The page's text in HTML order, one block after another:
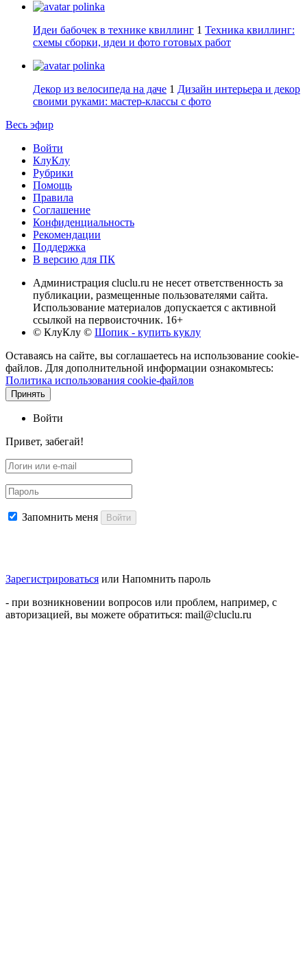
polinka
Идеи бабочек в технике квиллинг 1 Техника квиллинг:
схемы сборки, идеи и фото готовых работ
polinka
Декор из велосипеда на даче 1 Дизайн интерьера и декор
своими руками: мастер-классы с фото
Весь эфир
Войти
КлуКлу
Рубрики
Помощь
Правила
Соглашение
Конфиденциальность
Рекомендации
Поддержка
В версию для ПК
Администрация cluclu.ru не несет ответственность за
публикации, размещенные пользователями сайта.
Использование материалов допускается с активной
ссылкой на первоисточник. 16+
© КлуКлу © Шопик - купить куклу
Оставаясь на сайте, вы соглашаетесь на использование cookie-
файлов. Для дополнительной информации ознакомьтесь:
Политика использования cookie-файлов
Принять
Войти
Привет, забегай!
Запомнить меня Войти
Зарегистрироваться или Напомнить пароль
- при возникновении вопросов или проблем, например, с
авторизацией, вы можете обратиться: mail@cluclu.ru